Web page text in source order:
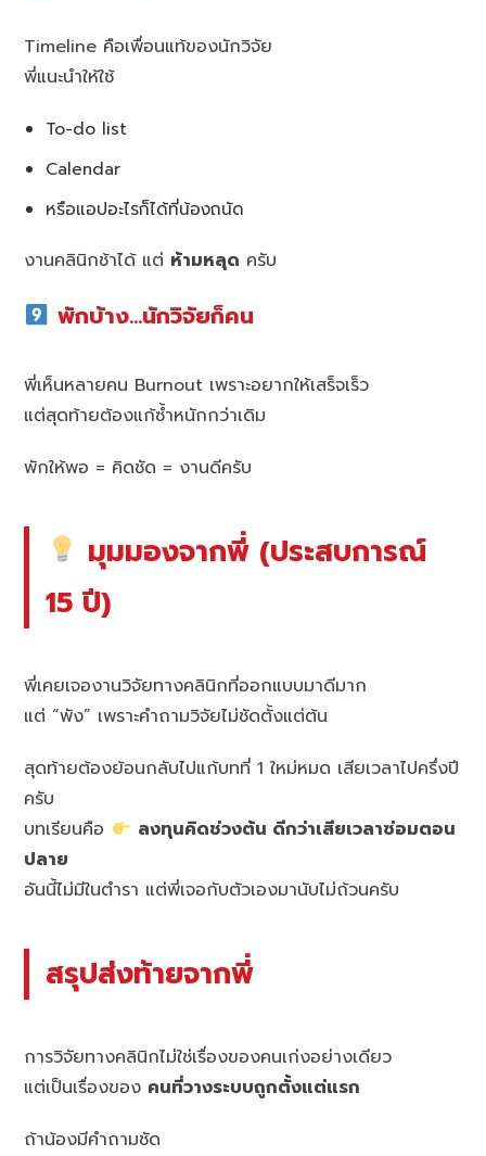
Timeline คือเพื่อนแท้ของนักวิจัย
พี่แนะนำให้ใช้
To-do list
Calendar
หรือแอปอะไรก็ได้ที่น้องถนัด
งานคลินิกช้าได้ แต่ ห้ามหลุด ครับ
พักบ้าง…นักวิจัยก็คน
พี่เห็นหลายคน Burnout เพราะอยากให้เสร็จเร็ว
แต่สุดท้ายต้องแก้ซ้ำหนักกว่าเดิม
พักให้พอ = คิดชัด = งานดีครับ
มุมมองจากพี่ (ประสบการณ์
15 ปี)
พี่เคยเจองานวิจัยทางคลินิกที่ออกแบบมาดีมาก
แต่ “พัง” เพราะคำถามวิจัยไม่ชัดตั้งแต่ต้น
สุดท้ายต้องย้อนกลับไปแก้บทที่ 1 ใหม่หมด เสียเวลาไปครึ่งปี
ครับ
บทเรียนคือ
ลงทุนคิดช่วงต้น ดีกว่าเสียเวลาซ่อมตอน
ปลาย
อันนี้ไม่มีในตำรา แต่พี่เจอกับตัวเองมานับไม่ถ้วนครับ
สรุปส่งท้ายจากพี่
การวิจัยทางคลินิกไม่ใช่เรื่องของคนเก่งอย่างเดียว
แต่เป็นเรื่องของ คนที่วางระบบถูกตั้งแต่แรก
ถ้าน้องมีคำถามชัด